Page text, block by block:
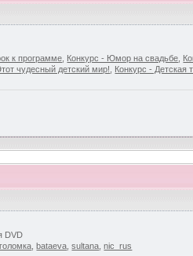
к программе Конкурс - Юмор на свадьбе
чудесный детский мир! Конкурс - Детская
DVD
,bataeva ,sultana ,nic_rus